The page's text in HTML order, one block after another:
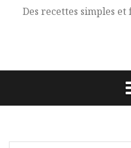
Des recettes simples